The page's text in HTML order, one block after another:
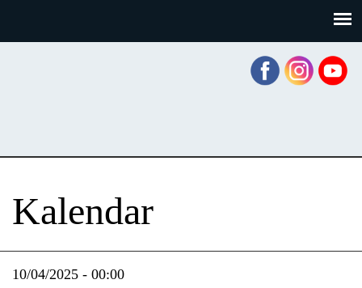
Kalendar
10/04/2025 - 00:00